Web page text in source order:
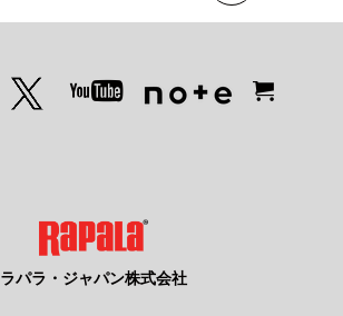
ラパラ・ジャパン株式会社